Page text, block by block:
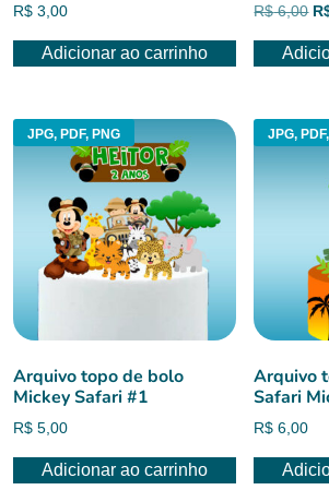
R$ 3,00
Adicionar ao carrinho
R$6,00 O
JPG, PDF, PNG
Arquivo topo de bolo
Mickey Safari #1
R$ 5,00
Adicionar ao carrinho
JPG,
Arquivo
Safari
R$ 6,00